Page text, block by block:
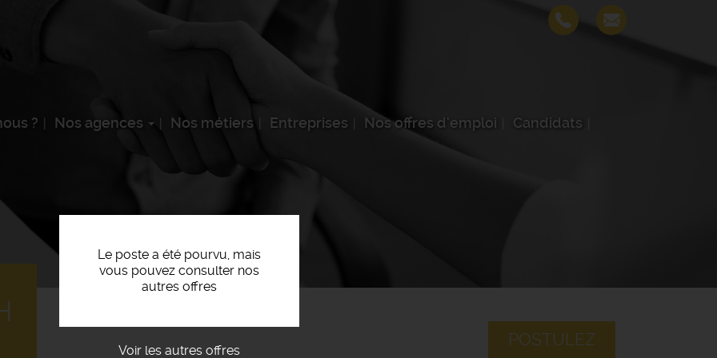
? Nos agences Nos métiers Entreprises Nos offres d'emploi Candidats
Le poste a été pourvu, mais
vous pouvez consulter nos
autres offres
Voir les autres offres
POSTULEZ